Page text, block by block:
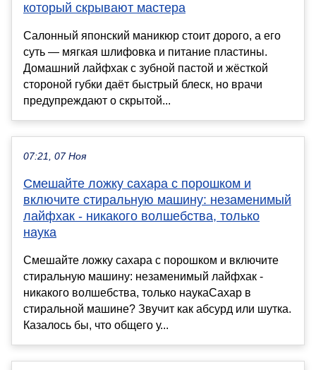
который скрывают мастера
Салонный японский маникюр стоит дорого, а его
суть — мягкая шлифовка и питание пластины.
Домашний лайфхак с зубной пастой и жёсткой
стороной губки даёт быстрый блеск, но врачи
предупреждают о скрытой...
07:21, 07 Ноя
Смешайте ложку сахара с порошком и
включите стиральную машину: незаменимый
лайфхак - никакого волшебства, только
наука
Смешайте ложку сахара с порошком и включите
стиральную машину: незаменимый лайфхак -
никакого волшебства, только наукаСахар в
стиральной машине? Звучит как абсурд или шутка.
Казалось бы, что общего у...